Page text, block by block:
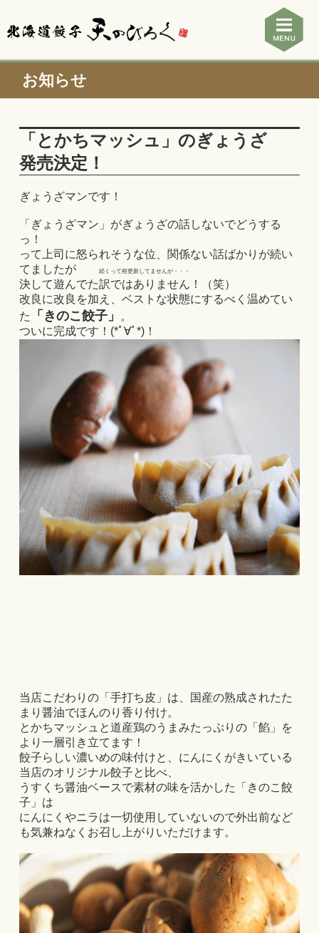
お知らせ
「とかちマッシュ」のぎょうざ
発売決定！
ぎょうざマンです！
「ぎょうざマン」がぎょうざの話しないでどうする
っ！
って上司に怒られそうな位、関係ない話ばかりが続い
てましたが
続くって程更新してませんが・・・
決して遊んでた訳ではありません！（笑）
改良に改良を加え、ベストな状態にするべく温めてい
た
「きのこ餃子」
。
ついに完成です！(*ﾟ∀ﾟ*)！
当店こだわりの「手打ち皮」は、国産の熟成されたた
まり醤油でほんのり香り付け。
とかちマッシュと道産鶏のうまみたっぷりの「餡」を
より一層引き立てます！
餃子らしい濃いめの味付けと、にんにくがきいている
当店のオリジナル餃子と比べ、
うすくち醤油ベースで素材の味を活かした「きのこ餃
子」は
にんにくやニラは一切使用していないので外出前など
も気兼ねなくお召し上がりいただけます。